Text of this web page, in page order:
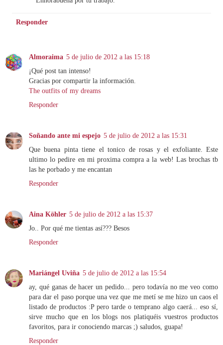
Responder
Almoraima 5 de julio de 2012 a las 15:18
¡Qué post tan intenso!
Gracias por compartir la información.
The outfits of my dreams
Responder
Soñando ante mi espejo 5 de julio de 2012 a las 15:31
Que buena pinta tiene el tonico de rosas y el exfoliante. Este
ultimo lo pedire en mi proxima compra a la web! Las brochas tb
las he porbado y me encantan
Responder
Aina Köhler 5 de julio de 2012 a las 15:37
Jo.. Por qué me tientas así??? Besos
Responder
Mariángel Uviña 5 de julio de 2012 a las 15:54
ay, qué ganas de hacer un pedido... pero todavía no me veo como
para dar el paso porque una vez que me metí se me hizo un caos el
listado de productos :P pero tarde o temprano algo caerá... eso sí,
sirve mucho que en los blogs nos platiquéis vuestros productos
favoritos, para ir conociendo marcas ;) saludos, guapa!
Responder